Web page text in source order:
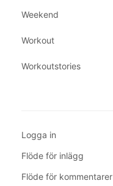
Weekend
Workout
Workoutstories
Logga in
Flöde för inlägg
Flöde för kommentarer